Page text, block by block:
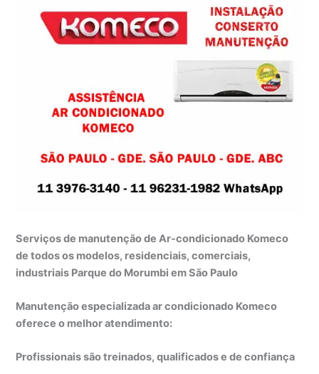
Serviços de manutenção de Ar-condicionado Komeco
de todos os modelos, residenciais, comerciais,
industriais Parque do Morumbi em São Paulo
Manutenção especializada ar condicionado Komeco
oferece o melhor atendimento:
Profissionais são treinados, qualificados e de confiança